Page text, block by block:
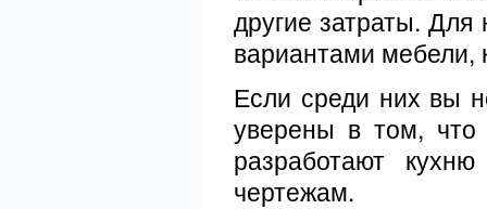
другие затраты.
вариантами мебели,
Если среди них вы
уверены в том, что
разработают
чертежам.